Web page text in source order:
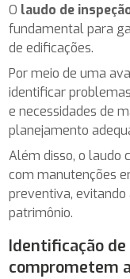
O laudo de
fundamental para
de edificações.
Por meio de uma
identificar
e necessidades de
planejamento
Além disso, o laudo
com manutenções
preventiva,
patrimônio.
Identificação
comprometem